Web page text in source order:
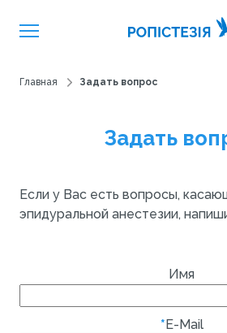
Главная Задать вопрос
Задать
Если у Вас есть вопросы,
эпидуральной анестезии,
Имя
*E-Mail